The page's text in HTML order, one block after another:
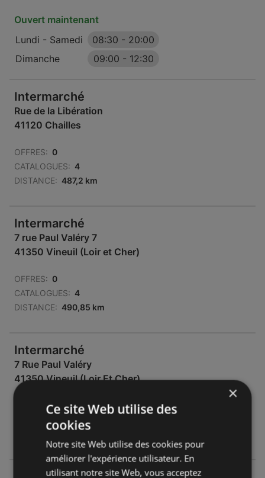
Ouvert maintenant
Lundi - Samedi
08:30 - 20:00
Dimanche
09:00 - 12:30
Intermarché
Rue de la Libération
41120 Chailles
OFFRES: 0
CATALOGUES: 4
DISTANCE: 487,2 km
Intermarché
7 rue Paul Valéry 7
41350 Vineuil (Loir et Cher)
OFFRES: 0
CATALOGUES: 4
DISTANCE: 490,85 km
Intermarché
7 Rue Paul Valéry
41350 Vineuil (Loir Et Cher)
OFFRES: 0
CATALOGUES: 0
×
Ce site Web utilise des
cookies
Notre site Web utilise des cookies pour
améliorer l'expérience utilisateur. En
utilisant notre site Web, vous acceptez